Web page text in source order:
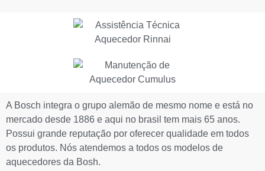
A Bosch integra o grupo alemão de mesmo nome e está no
mercado desde 1886 e aqui no brasil tem mais 65 anos.
Possui grande reputação por oferecer qualidade em todos
os produtos. Nós atendemos a todos os modelos de
aquecedores da Bosh.